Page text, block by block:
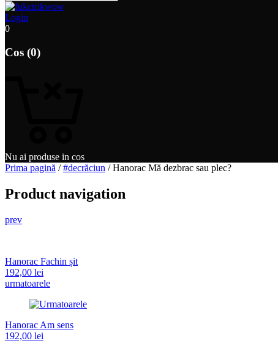
Login
0
Cos (0)
Nu ai produse in cos
Prima pagină /#decrăciun / Hanorac Mă dezbrac sau plec?
Product navigation
prev
Hanorac Fachin șit
192,00 lei
urmatoarele
Hanorac Am sens
192,00 lei